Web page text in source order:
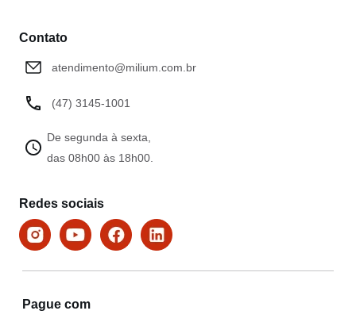
Contato
atendimento@milium.com.br
(47) 3145-1001
De segunda à sexta,
das 08h00 às 18h00.
Redes sociais
Pague com